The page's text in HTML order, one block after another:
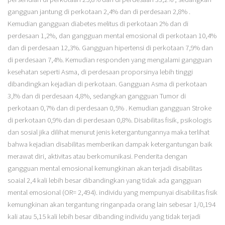
gangguan jantung di perkotaan 2,4% dan di perdesaan 2,8% .
Kemudian gangguan diabetes melitus di perkotaan 2% dan di
perdesaan 1,2%, dan gangguan mental emosional di perkotaan 10,4%
dan di perdesaan 12,3%. Gangguan hipertensi di perkotaan 7,9% dan
di perdesaan 7,4%. Kemudian responden yang mengalami gangguan
kesehatan seperti Asma, di perdesaan proporsinya lebih tinggi
dibandingkan kejadian di perkotaan. Gangguan Asma di perkotaan
3,l% dan di perdesaan 4,8%, sedangkan gangguan Tumor di
perkotaan 0,7% dan di perdesaan 0,5% . Kemudian gangguan Stroke
di perkotaan 0,9% dan di perdesaan 0,8%. Disabilitas fisik, psikologis
dan sosial jika dilihat menurut jenis ketergantungannya maka terlihat
bahwa kejadian disabilitas memberikan dampak ketergantungan baik
merawat diri, aktivitas atau berkomunikasi. Penderita dengan
gangguan mental emosional kemungkinan akan terjadi disabilitas
soaial 2,4 kali lebih besar dibandingkan yang tidak ada gangguan
mental emosional (OR= 2,494). individu yang mempunyai disabilitas fisik
kemungkinan akan tergantung ringanpada orang lain sebesar 1/0,194
kali atau 5,15 kali lebih besar dibanding individu yang tidak terjadi